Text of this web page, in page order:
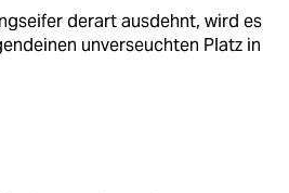
derart ausdehnt, wird es
unverseuchten Platz in